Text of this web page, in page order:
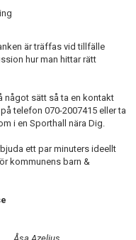
är träffas vid tillfälle
hur man hittar rätt
något sätt så ta en kontakt
telefon 070-2007415 eller ta
i en Sporthall nära Dig.
ett par minuters ideellt
kommunens barn &